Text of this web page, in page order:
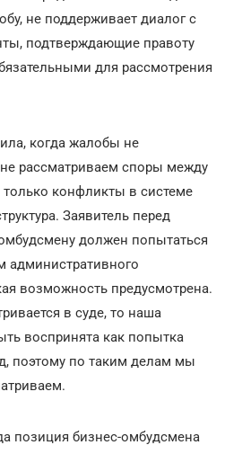
не поддерживает диалог с
подтверждающие правоту
для рассмотрения
когда жалобы не
рассматриваем споры между
конфликты в системе
Заявитель перед
должен попытаться
административного
возможность предусмотрена.
в суде, то наша
воспринята как попытка
поэтому по таким делам мы
позиция бизнес-омбудсмена